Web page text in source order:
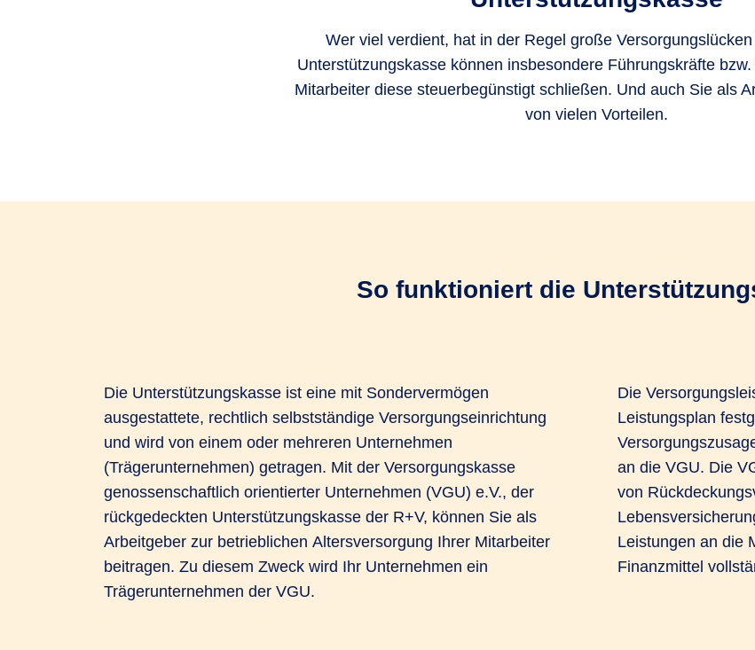
Wer viel verdient, hat in der Regel große
Unterstützungskasse können insbesondere Führungskräfte
Mitarbeiter diese steuerbegünstigt schließen. Und auch Sie als
von vielen Vorteilen.
So funktioniert die
Die Unterstützungskasse ist eine mit Sondervermögen
ausgestattete, rechtlich selbstständige Versorgungseinrichtung
und wird von einem oder mehreren Unternehmen
(Trägerunternehmen) getragen. Mit der Versorgungskasse
genossenschaftlich orientierter Unternehmen (VGU) e.V., der
rückgedeckten Unterstützungskasse der R+V, können Sie als
Arbeitgeber zur betrieblichen Altersversorgung Ihrer Mitarbeiter
beitragen. Zu diesem Zweck wird Ihr Unternehmen ein
Trägerunternehmen der VGU.
Die
Leistungsplan
an die VGU. Die
von
Leistungen an die
Finanzmittel